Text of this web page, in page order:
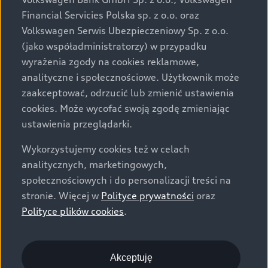
za dopłatą. Wiążące ustalenie ceny, wyposażenia i
specyfikacji pojazdu następują w umowie sprzedaży, a
określenie parametrów technicznych zawiera
świadectwo homologacji typu pojazdu. Zastrzegamy
sobie prawo do zmian i pomyłek. Wszelkie informacje
prezentowane na stronie są aktualne na dzień ich
zamieszczania. W celu uzyskania najnowszych
informacji prosimy kontaktować się z Partnerem Marki
Audi.
Wszystkie produkowane obecnie samochody marki Audi
są wykonywane z materiałów spełniających pod
względem możliwości odzysku i recyklingu wymagania
określone w normie ISO 22628 i są zgodne z
europejskimi świadectwami homologacji wydanymi wg
o.o. podlega obowiązkowi zapewnienia wszystkim
użytkownikom samochodów marki Volkswagen sieci
Financial Servicies Polska sp. z o.o. oraz
Volkswagen Serwis Ubezpieczeniowy Sp. z o.o.
(jako współadministratorzy) w przypadku
wyrażenia zgody na cookies reklamowe,
analityczne i społecznościowe. Użytkownik może
zaakceptować, odrzucić lub zmienić ustawienia
cookies. Może wycofać swoją zgodę zmieniając
ustawienia przeglądarki.
Wykorzystujemy cookies też w celach
analitycznych, marketingowych,
społecznościowych i do personalizacji treści na
stronie. Więcej w Polityce prywatności oraz
Polityce plików cookies.
Akceptuję